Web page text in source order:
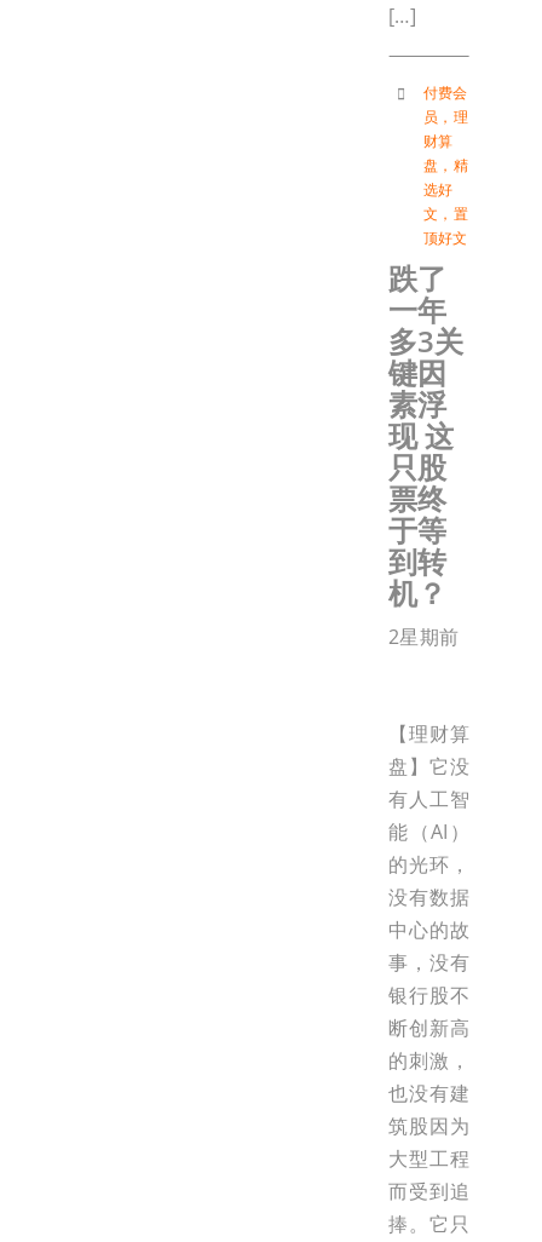
[…]
付费会
员 ， 理
财算
盘 ， 精
选好
文 ， 置
顶好文
跌了
一年
多3关
键因
素浮
现 这
只股
票终
于等
到转
机？
2星期前
【理财算
盘】它没
有人工智
能（AI）
的光环，
没有数据
中心的故
事，没有
银行股不
断创新高
的刺激，
也没有建
筑股因为
大型工程
而受到追
捧。它只